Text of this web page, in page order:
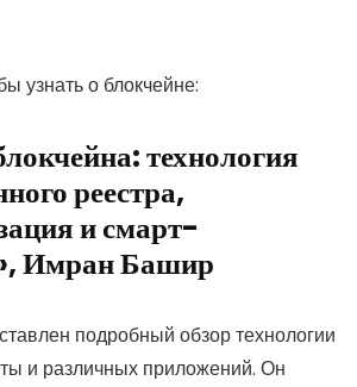
узнать о блокчейне:
технология
реестра,
и смарт-
Имран Башир
подробный обзор технологии
и различных приложений. Он